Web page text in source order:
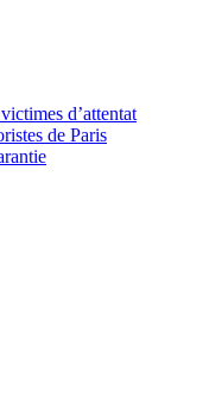
d’attentat
de Paris